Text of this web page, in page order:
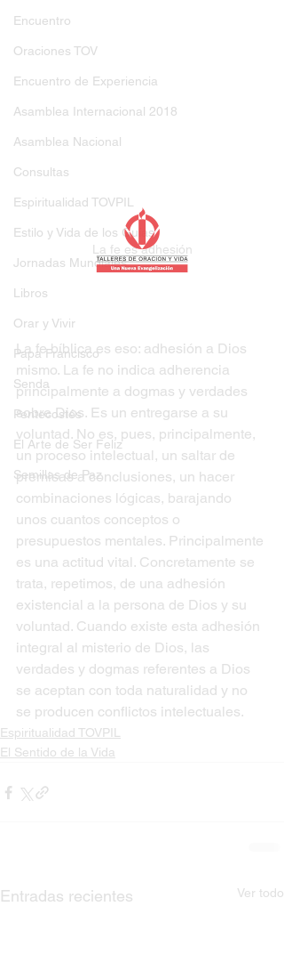
Encuentro
Oraciones TOV
Encuentro de Experiencia
Asamblea Internacional 2018
Asamblea Nacional
Consultas
Espiritualidad TOVPIL
Estilo y Vida de los Guías
Jornadas Mundiales
Libros
Orar y Vivir
Papa Francisco
Senda
Pentecostés
El Arte de Ser Feliz
Semillas de Paz
La fe es adhesión
La fe bíblica es eso: adhesión a Dios
mismo. La fe no indica adherencia
principalmente a dogmas y verdades
sobre Dios. Es un entregarse a su
voluntad. No es, pues, principalmente,
un proceso intelectual, un saltar de
premisas a conclusiones, un hacer
combinaciones lógicas, barajando
unos cuantos conceptos o
presupuestos mentales. Principalmente
es una actitud vital. Concretamente se
trata, repetimos, de una adhesión
existencial a la persona de Dios y su
voluntad. Cuando existe esta adhesión
integral al misterio de Dios, las
verdades y dogmas referentes a Dios
se aceptan con toda naturalidad y no
se producen conflictos intelectuales.
Espiritualidad TOVPIL
El Sentido de la Vida
Entradas recientes Ver todo